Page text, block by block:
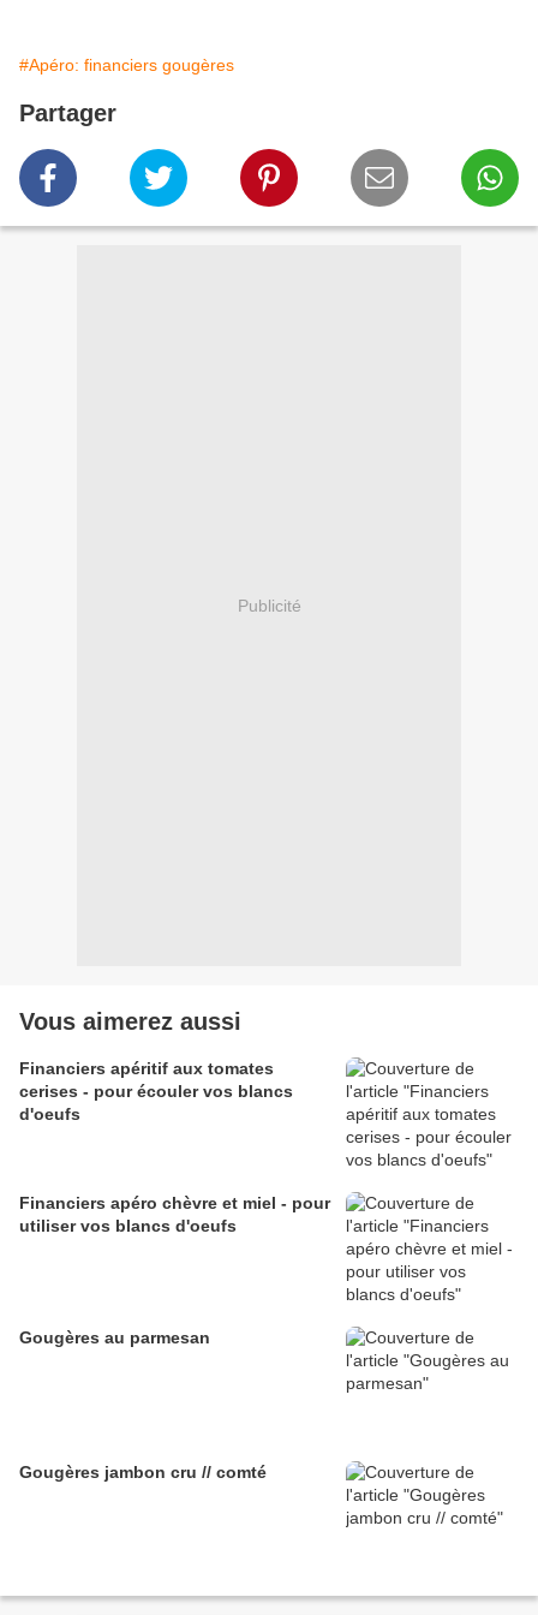
#Apéro: financiers gougères
Partager
Publicité
Vous aimerez aussi
Financiers apéritif aux tomates
cerises - pour écouler vos blancs
d'oeufs
Financiers apéro chèvre et miel - pour
utiliser vos blancs d'oeufs
Gougères au parmesan
Gougères jambon cru // comté